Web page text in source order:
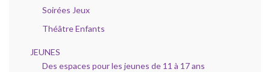
Soirées Jeux
Théâtre Enfants
JEUNES
Des espaces pour les jeunes de 11 à 17 ans